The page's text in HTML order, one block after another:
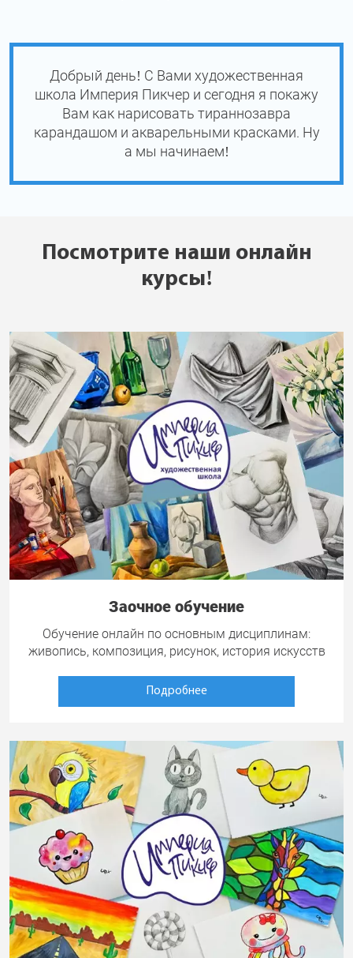
Добрый день! С Вами художественная
школа Империя Пикчер и сегодня я покажу
Вам как нарисовать тираннозавра
карандашом и акварельными красками. Ну
а мы начинаем!
Посмотрите наши онлайн
курсы!
Заочное обучение
Обучение онлайн по основным дисциплинам:
живопись, композиция, рисунок, история искусств
Подробнее